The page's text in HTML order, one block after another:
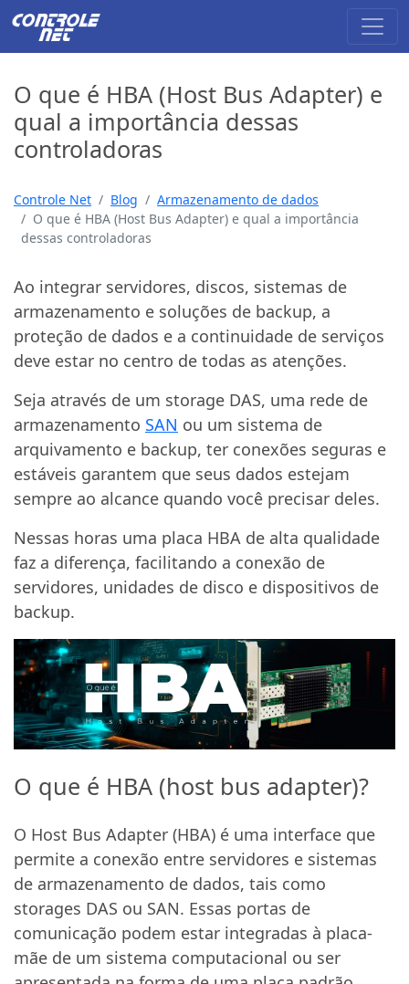
O que é HBA (Host Bus Adapter) e
qual a importância dessas
controladoras
Controle Net Blog
Armazenamento de dados
O que é HBA (Host Bus Adapter) e qual a importância
dessas controladoras
Ao integrar servidores, discos, sistemas de
armazenamento e soluções de backup, a
proteção de dados e a continuidade de serviços
deve estar no centro de todas as atenções.
Seja através de um storage DAS, uma rede de
armazenamento SAN ou um sistema de
arquivamento e backup, ter conexões seguras e
estáveis garantem que seus dados estejam
sempre ao alcance quando você precisar deles.
Nessas horas uma placa HBA de alta qualidade
faz a diferença, facilitando a conexão de
servidores, unidades de disco e dispositivos de
backup.
O que é HBA (host bus adapter)?
O Host Bus Adapter (HBA) é uma interface que
permite a conexão entre servidores e sistemas
de armazenamento de dados, tais como
storages DAS ou SAN. Essas portas de
comunicação podem estar integradas à placa-
mãe de um sistema computacional ou ser